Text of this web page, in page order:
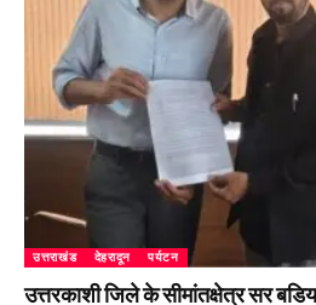
उत्तराखंड देहरादून पर्यटन
उत्तरकाशी जिले के सीमांतक्षेत्र सर